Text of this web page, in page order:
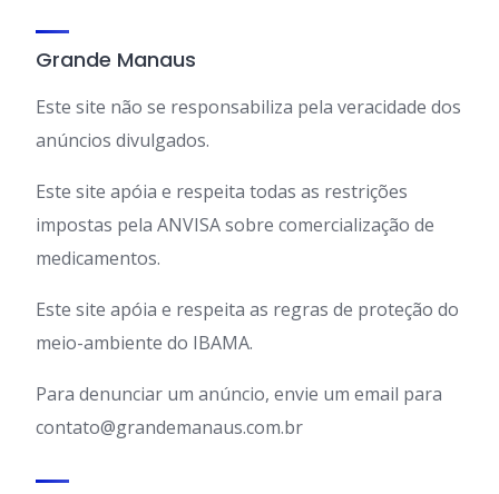
Grande Manaus
Este site não se responsabiliza pela veracidade dos
anúncios divulgados.
Este site apóia e respeita todas as restrições
impostas pela ANVISA sobre comercialização de
medicamentos.
Este site apóia e respeita as regras de proteção do
meio-ambiente do IBAMA.
Para denunciar um anúncio, envie um email para
contato@grandemanaus.com.br